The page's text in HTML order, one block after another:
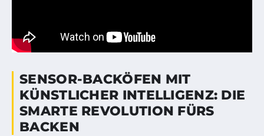
SENSOR-BACKÖFEN MIT
KÜNSTLICHER INTELLIGENZ: DIE
SMARTE REVOLUTION FÜRS
BACKEN